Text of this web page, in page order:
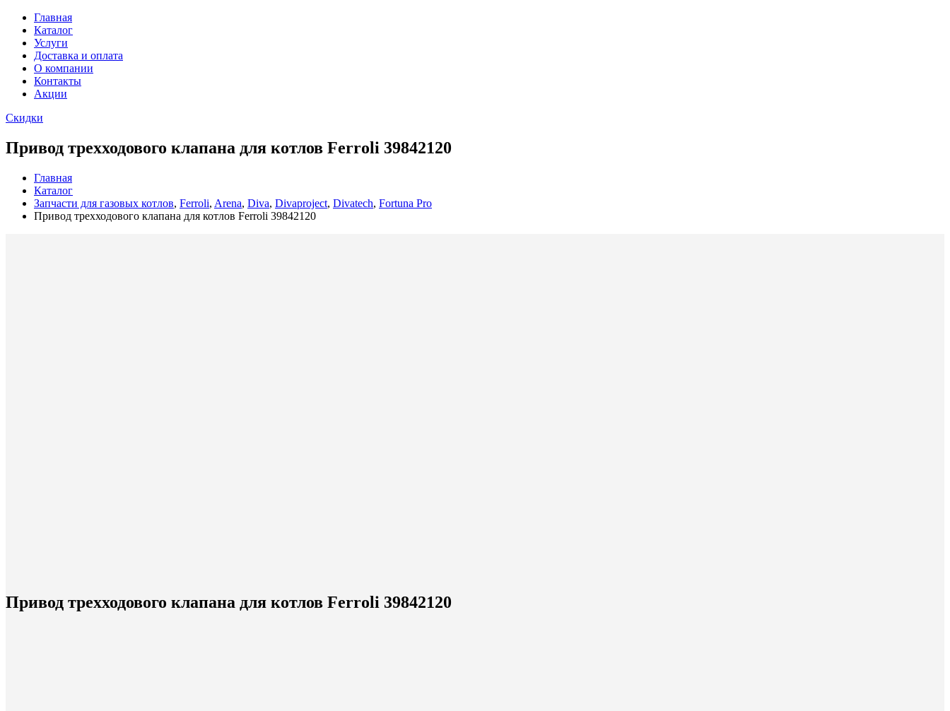
Главная
Каталог
Услуги
Доставка и оплата
О компании
Контакты
Акции
Скидки
Привод трехходового клапана для котлов Ferroli 39842120
Главная
Каталог
Запчасти для газовых котлов, Ferroli, Arena, Diva, Divaproject, Divatech, Fortuna Pro
Привод трехходового клапана для котлов Ferroli 39842120
Привод трехходового клапана для котлов Ferroli 39842120